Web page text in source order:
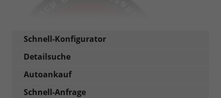
Schnell-Konfigurator
Detailsuche
Autoankauf
Schnell-Anfrage